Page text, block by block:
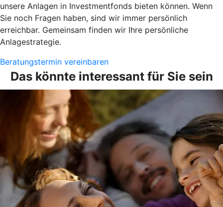
unsere Anlagen in Investmentfonds bieten können. Wenn
Sie noch Fragen haben, sind wir immer persönlich
erreichbar. Gemeinsam finden wir Ihre persönliche
Anlagestrategie.
Beratungstermin vereinbaren
Das könnte interessant für Sie sein